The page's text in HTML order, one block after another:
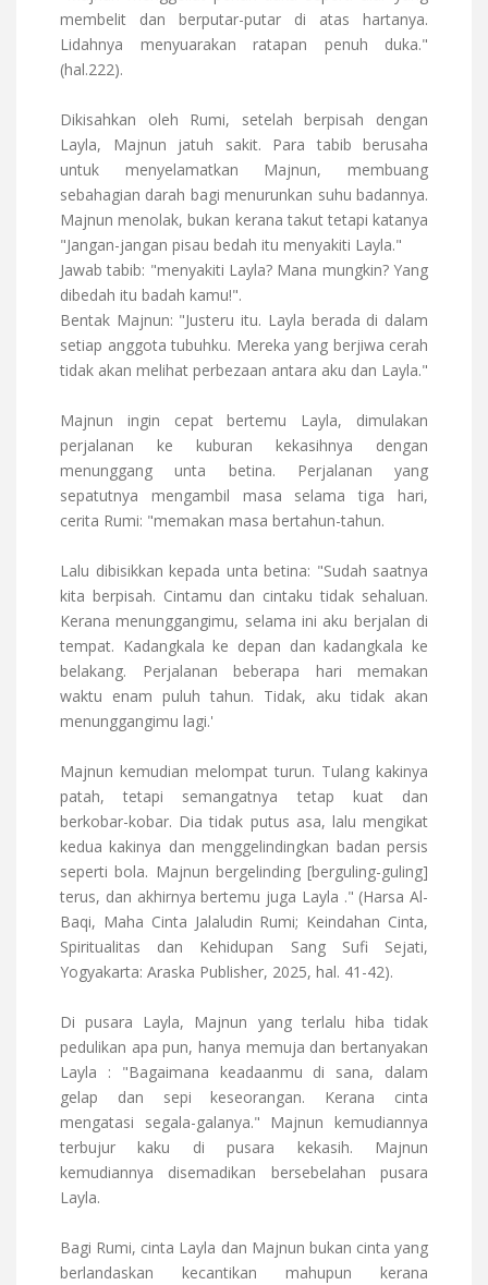
membelit dan berputar-putar di atas hartanya.
Lidahnya menyuarakan ratapan penuh duka."
(hal.222).
Dikisahkan oleh Rumi, setelah berpisah dengan
Layla, Majnun jatuh sakit. Para tabib berusaha
untuk menyelamatkan Majnun, membuang
sebahagian darah bagi menurunkan suhu badannya.
Majnun menolak, bukan kerana takut tetapi katanya
"Jangan-jangan pisau bedah itu menyakiti Layla."
Jawab tabib: "menyakiti Layla? Mana mungkin? Yang
dibedah itu badah kamu!".
Bentak Majnun: "Justeru itu. Layla berada di dalam
setiap anggota tubuhku. Mereka yang berjiwa cerah
tidak akan melihat perbezaan antara aku dan Layla."
Majnun ingin cepat bertemu Layla, dimulakan
perjalanan ke kuburan kekasihnya dengan
menunggang unta betina. Perjalanan yang
sepatutnya mengambil masa selama tiga hari,
cerita Rumi: "memakan masa bertahun-tahun.
Lalu dibisikkan kepada unta betina: "Sudah saatnya
kita berpisah. Cintamu dan cintaku tidak sehaluan.
Kerana menunggangimu, selama ini aku berjalan di
tempat. Kadangkala ke depan dan kadangkala ke
belakang. Perjalanan beberapa hari memakan
waktu enam puluh tahun. Tidak, aku tidak akan
menunggangimu lagi.'
Majnun kemudian melompat turun. Tulang kakinya
patah, tetapi semangatnya tetap kuat dan
berkobar-kobar. Dia tidak putus asa, lalu mengikat
kedua kakinya dan menggelindingkan badan persis
seperti bola. Majnun bergelinding [berguling-guling]
terus, dan akhirnya bertemu juga Layla ." (Harsa Al-
Baqi, Maha Cinta Jalaludin Rumi; Keindahan Cinta,
Spiritualitas dan Kehidupan Sang Sufi Sejati,
Yogyakarta: Araska Publisher, 2025, hal. 41-42).
Di pusara Layla, Majnun yang terlalu hiba tidak
pedulikan apa pun, hanya memuja dan bertanyakan
Layla : "Bagaimana keadaanmu di sana, dalam
gelap dan sepi keseorangan. Kerana cinta
mengatasi segala-galanya." Majnun kemudiannya
terbujur kaku di pusara kekasih. Majnun
kemudiannya disemadikan bersebelahan pusara
Layla.
Bagi Rumi, cinta Layla dan Majnun bukan cinta yang
berlandaskan kecantikan mahupun kerana